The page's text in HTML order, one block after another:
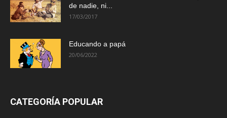
de nadie, ni...
17/03/2017
Educando a papá
20/06/2022
CATEGORÍA POPULAR